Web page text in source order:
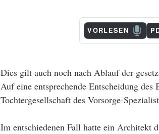
VORLESEN
Dies gilt auch noch nach Ablauf der
Auf eine entsprechende Entscheidung
Tochtergesellschaft des Vorsorge-
Im entschiedenen Fall hatte ein Architekt